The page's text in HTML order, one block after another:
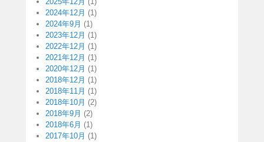
2024年12月 (1)
2024年9月 (1)
2023年12月 (1)
2022年12月 (1)
2021年12月 (1)
2020年12月 (1)
2018年12月 (1)
2018年11月 (1)
2018年10月 (2)
2018年9月 (2)
2018年6月 (1)
2017年10月 (1)